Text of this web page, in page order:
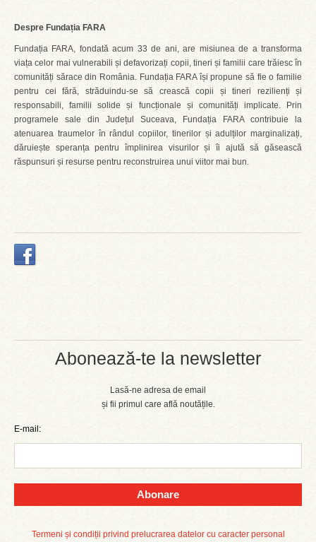
Abonează-te la newsletter
Lasă-ne adresa de email
și fii primul care află noutățile.
E-mail:
Abonare
Termeni și condiții privind prelucrarea datelor cu caracter personal
Despre Fundația FARA
Fundația FARA, fondată acum 33 de ani, are misiunea de a transforma
viața celor mai vulnerabili și defavorizați copii, tineri și familii care trăiesc în
comunități sărace din România. Fundația FARA își propune să fie o familie
pentru cei fără, străduindu-se să crească copii și tineri rezilienți și
responsabili, familii solide și funcționale și comunități implicate. Prin
programele sale din Județul Suceava, Fundația FARA contribuie la
atenuarea traumelor în rândul copiilor, tinerilor și adulților marginalizați,
dăruiește speranța pentru împlinirea visurilor și îi ajută să găsească
răspunsuri și resurse pentru reconstruirea unui viitor mai bun.